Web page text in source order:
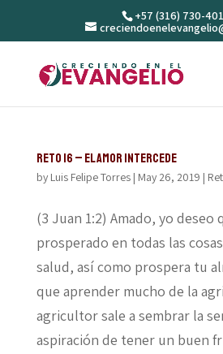
+57 (316) 730-
Reto 16 – El amor intercede
by Luis Felipe Torres| May 26, 2019 |
(3 Juan 1:2) Amado, yo deseo
prosperado en todas las
salud, así como prospera tu
que aprender mucho de la
agricultor sale a sembrar la
aspiración de tener un buen